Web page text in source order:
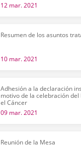
12 mar. 2021
Resumen de los asuntos
10 mar. 2021
Adhesión a la declaración
motivo de la celebración
el Cáncer
09 mar. 2021
Reunión de la Mesa